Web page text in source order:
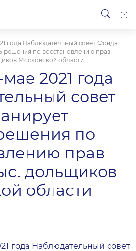
года Наблюдательный совет Фонда
решения по восстановлению прав
Московской области
2021 года
совет
по
прав
дольщиков
области
года Наблюдательный совет